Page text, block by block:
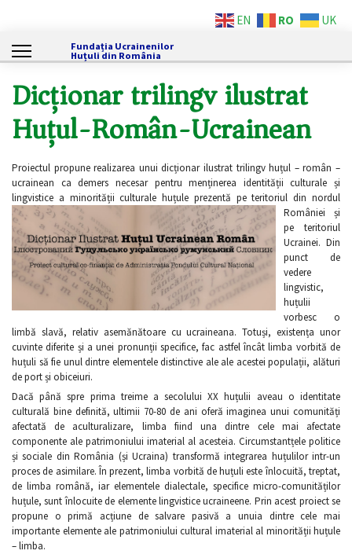
Fundația Ucrainenilor
Huțuli din România
EN RO UK
Dicționar trilingv ilustrat
Huțul-Român-Ucrainean
Proiectul propune realizarea unui dicționar ilustrat trilingv huțul – român –
ucrainean ca demers necesar pentru menținerea identității culturale și
lingvistice a minorității culturale huțule prezentă pe teritoriul din nordul
României și
pe teritoriul
Ucrainei. Din
punct de
vedere
lingvistic,
huțulii
vorbesc o
limbă slavă, relativ asemănătoare cu ucraineana. Totuși, existența unor
cuvinte diferite și a unei pronunții specifice, fac astfel încât limba vorbită de
huțuli să fie unul dintre elementele distinctive ale ale acestei populații, alături
de port și obiceiuri.
Dacă până spre prima treime a secolului XX huțulii aveau o identitate
culturală bine definită, ultimii 70-80 de ani oferă imaginea unui comunități
afectată de aculturalizare, limba fiind una dintre cele mai afectate
componente ale patrimoniului imaterial al acesteia. Circumstantțele politice
și sociale din România (și Ucraina) transformă integrarea huțulilor intr-un
proces de asimilare. În prezent, limba vorbită de huțuli este înlocuită, treptat,
de limba română, iar elementele dialectale, specifice micro-comunităților
huțule, sunt înlocuite de elemente lingvistice ucraineene. Prin acest proiect se
propune o primă acțiune de salvare pasivă a unuia dintre cele mai
importante elemente ale patrimoniului cultural imaterial al minorității huțule
– limba.